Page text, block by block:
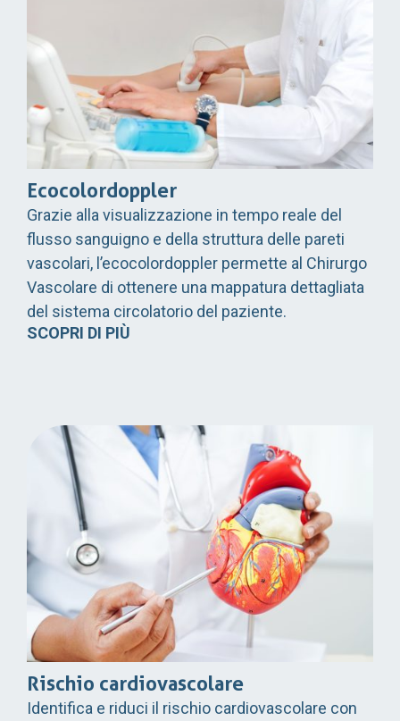
Ecocolordoppler
Grazie alla visualizzazione in tempo reale del
flusso sanguigno e della struttura delle pareti
vascolari, l’ecocolordoppler permette al Chirurgo
Vascolare di ottenere una mappatura dettagliata
del sistema circolatorio del paziente.
SCOPRI DI PIÙ
Rischio cardiovascolare
Identifica e riduci il rischio cardiovascolare con